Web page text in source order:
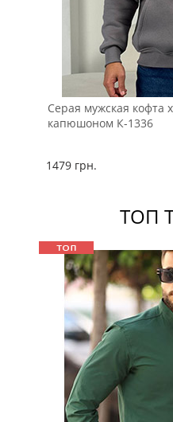
Серая мужская кофта
капюшоном К-1336
1479 грн.
ТОП